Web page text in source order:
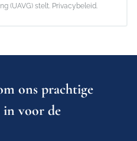
(UAVG) stelt. Privacybeleid
ons prachtige
voor de